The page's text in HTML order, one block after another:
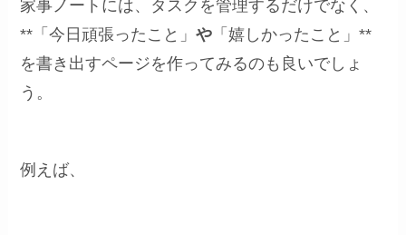
家事ノートには、タスクを管理するだけでなく、
**「今日頑張ったこと」や 「嬉しかったこと」**
を書き出すページを作ってみるのも良いでしょ
う。
例えば、